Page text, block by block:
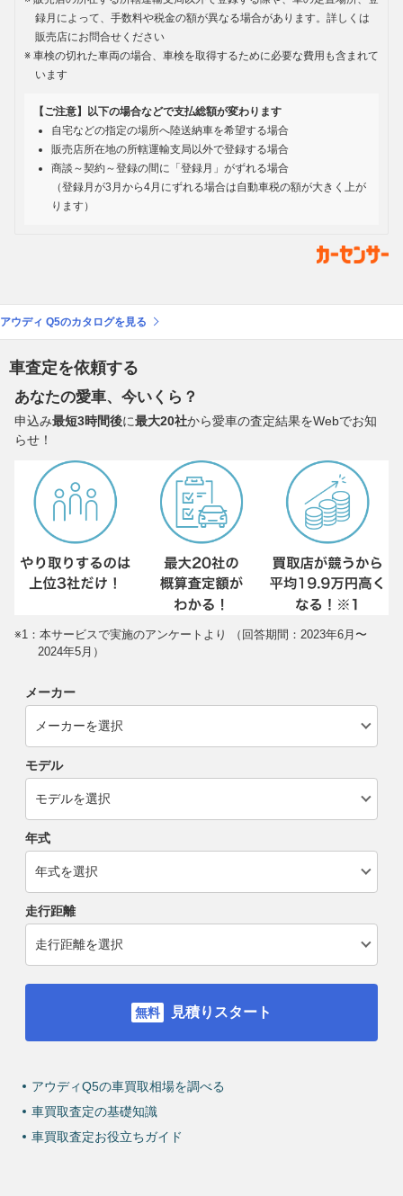
録月によって、手数料や税金の額が異なる場合があります。詳しくは
販売店にお問合せください
車検の切れた車両の場合、車検を取得するために必要な費用も含まれて
います
【ご注意】以下の場合などで支払総額が変わります
自宅などの指定の場所へ陸送納車を希望する場合
販売店所在地の所轄運輸支局以外で登録する場合
商談～契約～登録の間に「登録月」がずれる場合
（登録月が3月から4月にずれる場合は自動車税の額が大きく上が
ります）
アウディ Q5のカタログを見る
車査定を依頼する
あなたの愛車、今いくら？
申込み最短3時間後に最大20社から愛車の査定結果をWebでお知
らせ！
※1：本サービスで実施のアンケートより （回答期間：2023年6月〜
2024年5月）
メーカー
モデル
年式
走行距離
見積りスタート
アウディQ5の車買取相場を調べる
車買取査定の基礎知識
車買取査定お役立ちガイド